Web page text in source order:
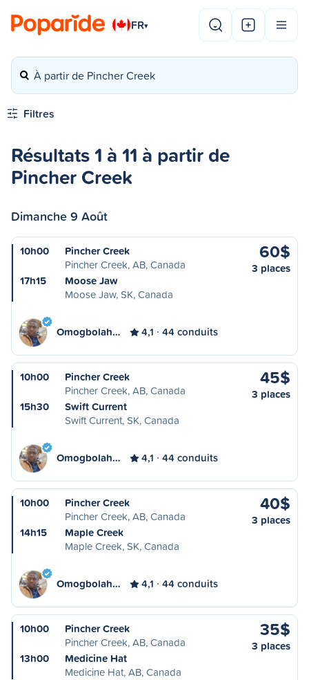
FR▾
À partir de Pincher Creek
Filtres
Résultats 1 à 11 à partir de
Pincher Creek
Dimanche 9 Août
10h00
Pincher Creek
Pincher Creek, AB, Canada
17h15
Moose Jaw
Moose Jaw, SK, Canada
60$
3 places
Omogbolah… 4,1 44 conduits
10h00
Pincher Creek
Pincher Creek, AB, Canada
15h30
Swift Current
Swift Current, SK, Canada
45$
3 places
Omogbolah… 4,1 44 conduits
10h00
Pincher Creek
Pincher Creek, AB, Canada
14h15
Maple Creek
Maple Creek, SK, Canada
40$
3 places
Omogbolah… 4,1 44 conduits
10h00
Pincher Creek
Pincher Creek, AB, Canada
13h00
Medicine Hat
Medicine Hat, AB, Canada
35$
3 places